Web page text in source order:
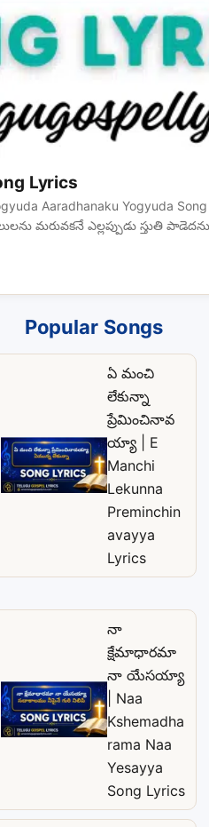
Lyrics
Aaradhanaku Yogyuda
మరువకనే ఎల్లప్పుడు స్తుతి
Popular Songs
ఏ మంచి
లేకున్నా
ప్రేమించినావ
య్యా | E
Manchi
Lekunna
Preminchin
avayya
Lyrics
నా
క్షేమాధారమా
నా యేసయ్యా
| Naa
Kshemadha
rama Naa
Yesayya
Song Lyrics